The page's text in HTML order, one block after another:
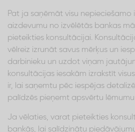
Pat ja saņēmāt visu nepieciešamo
aizdevumu no izvēlētās bankas
pieteikties konsultācijai.
vēlreiz izrunāt savus mērķus un
darbinieku un uzdot viņam
konsultācijas iesakām izrakstīt
ir, lai saņemtu pēc iespējas
palīdzēs pieņemt apsvērtu
Ja vēlaties, varat pieteikties
bankās, lai salīdzinātu